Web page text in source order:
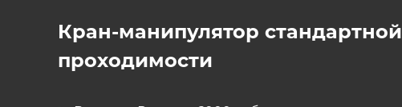
Кран-манипулятор стандартной
проходимости